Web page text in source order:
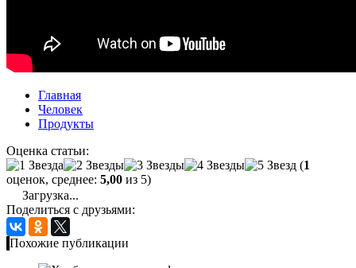
Главная
Человек
Продукты
Оценка статьи:
(1
оценок, среднее: 5,00 из 5)
Загрузка...
Поделиться с друзьями:
Похожие публикации